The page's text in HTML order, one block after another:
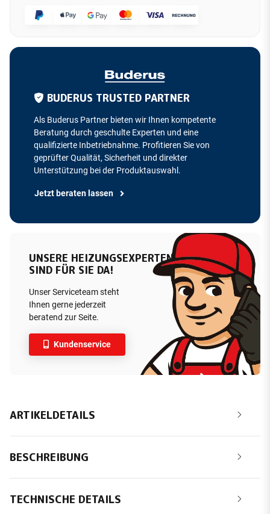
BUDERUS TRUSTED PARTNER
Als Buderus Partner bieten wir Ihnen kompetente
Beratung durch geschulte Experten und eine
qualifizierte Inbetriebnahme. Profitieren Sie von
geprüfter Qualität, Sicherheit und direkter
Unterstützung bei der Produktauswahl.
Jetzt beraten lassen
UNSERE HEIZUNGSEXPERTEN
SIND FÜR SIE DA!
Unser Serviceteam steht
Ihnen gerne jederzeit
beratend zur Seite.
Kundenservice
ARTIKELDETAILS
BESCHREIBUNG
TECHNISCHE DETAILS